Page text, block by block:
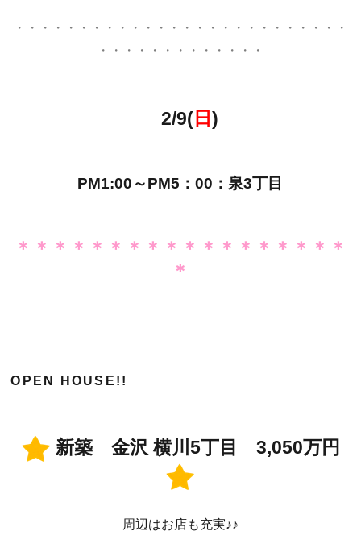
・・・・・・・・・・・・・・・・・・・・・・・・・・
・・・・・・・・・・・・・
2/9(日)
PM1:00～PM5：00：泉3丁目
＊＊＊＊＊＊＊＊＊＊＊＊＊＊＊＊＊＊
＊
OPEN HOUSE!!
新築 金沢 横川5丁目 3,050万円
周辺はお店も充実♪♪